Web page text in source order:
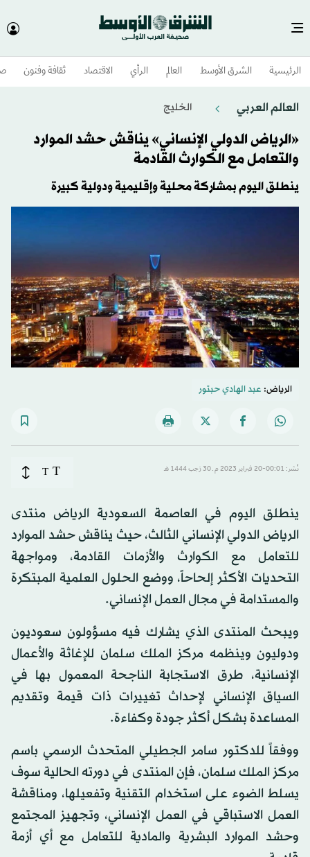
الرئيسية الشرق الأوسط​ العالم الرأي الاقتصاد ثقافة وفنون
العالم العربي الخليج
«الرياض الدولي الإنساني» يناقش حشد الموارد
والتعامل مع الكوارث القادمة
ينطلق اليوم بمشاركة محلية وإقليمية ودولية كبيرة
الرياض: عبد الهادي حبتور
نُشر: 00:01-20 فبراير 2023 م ـ 30 رَجب 1444 هـ T
T
ينطلق اليوم في العاصمة السعودية الرياض منتدى
الرياض الدولي الإنساني الثالث، حيث يناقش حشد الموارد
للتعامل مع الكوارث والأزمات القادمة، ومواجهة
التحديات الأكثر إلحاحاً، ووضع الحلول العلمية المبتكرة
والمستدامة في مجال العمل الإنساني.
ويبحث المنتدى الذي يشارك فيه مسؤولون سعوديون
ودوليون وينظمه مركز الملك سلمان للإغاثة والأعمال
الإنسانية، طرق الاستجابة الناجحة المعمول بها في
السياق الإنساني لإحداث تغييرات ذات قيمة وتقديم
المساعدة بشكل أكثر جودة وكفاءة.
ووفقاً للدكتور سامر الجطيلي المتحدث الرسمي باسم
مركز الملك سلمان، فإن المنتدى في دورته الحالية سوف
يسلط الضوء على استخدام التقنية وتفعيلها، ومناقشة
العمل الاستباقي في العمل الإنساني، وتجهيز المجتمع
وحشد الموارد البشرية والمادية للتعامل مع أي أزمة